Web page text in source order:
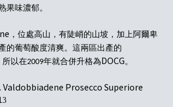
果味濃郁。
， 位處高山， 有陡峭的山坡 ，加上阿爾卑
的葡萄酸度清爽。這兩區出產的
所以在2009年就合併升格為DOCG。
Prosecco Superiore
3